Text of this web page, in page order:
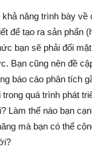
năng trình bày
để tạo ra sản phẩn
bạn sẽ phải đối
Bạn cũng nên đề
báo cáo phân tích
quá trình phát
Làm thế nào bạn
mà bạn có thể